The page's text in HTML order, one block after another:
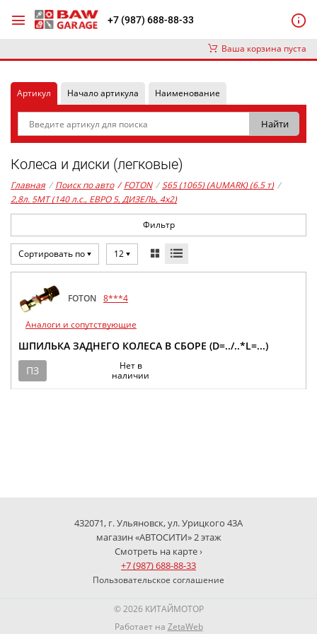
+7 (987) 688-88-33
Ваша корзина пуста
Артикул Начало артикула Наименование
Колеса и диски (легковые)
Главная / Поиск по авто / FOTON / S65 (1065) (AUMARK) (6.5 т) /
2,8л. 5MT (140 л.с., ЕВРО 5, ДИЗЕЛЬ, 4x2)
Фильтр
Сортировать по 12
FOTON 8***4
Аналоги и сопутствующие
ШПИЛЬКА ЗАДНЕГО КОЛЕСА В СБОРЕ (D=../..*L=...)
ПЗ
Нет в
наличии
432071, г. Ульяновск, ул. Урицкого 43А
магазин «АВТОСИТИ» 2 этаж
Смотреть на карте ›
+7 (987) 688-88-33
Пользовательское соглашение
© 2026 КИТАЙМОТОР
Работает на ZetaWeb